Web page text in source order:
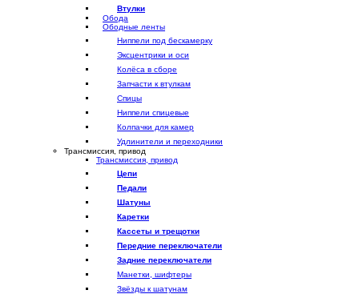
Втулки
Обода
Ободные ленты
Ниппели под бескамерку
Эксцентрики и оси
Колёса в сборе
Запчасти к втулкам
Спицы
Ниппели спицевые
Колпачки для камер
Удлинители и переходники
Трансмиссия, привод
Трансмиссия, привод
Цепи
Педали
Шатуны
Каретки
Кассеты и трещотки
Передние переключатели
Задние переключатели
Манетки, шифтеры
Звёзды к шатунам